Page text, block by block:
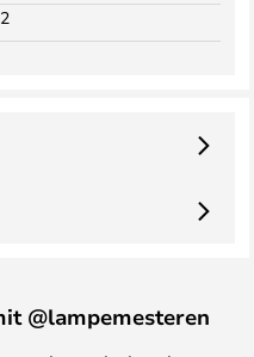
@lampemesteren